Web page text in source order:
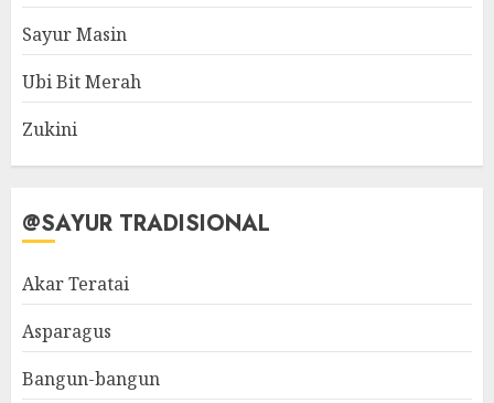
Sayur Masin
Ubi Bit Merah
Zukini
@SAYUR TRADISIONAL
Akar Teratai
Asparagus
Bangun-bangun